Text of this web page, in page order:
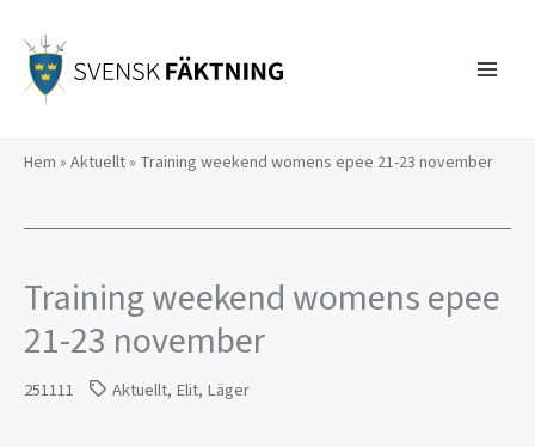
innehåll
Hem » Aktuellt» Training weekend womens epee 21-23 november
Training weekend womens epee
21-23 november
251111 Aktuellt, Elit, Läger